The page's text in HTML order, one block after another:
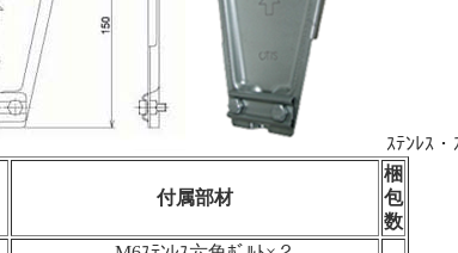
ｽﾃﾝﾚｽ・
付属部材
梱
包
数